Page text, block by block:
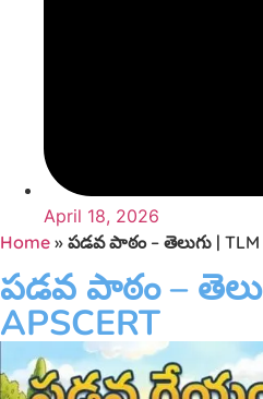
April 18, 2026
Home » పడవ పాఠం – తెలుగు | TLM
పడవ పాఠం –
APSCERT